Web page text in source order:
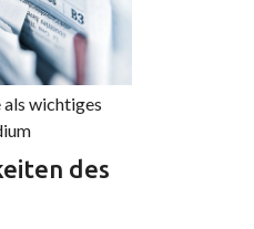
als wichtiges
des